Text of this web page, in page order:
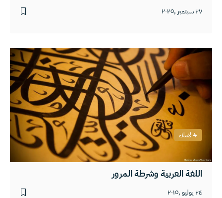
٢٧ سبتمبر ,٢٠٢٥
اللغة العربية وشرطة المرور
٢٤ يوليو ,٢٠١٥
الاملاء